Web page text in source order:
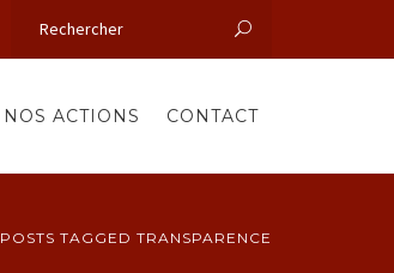
NOS ACTIONS CONTACT
POSTS TAGGED TRANSPARENCE